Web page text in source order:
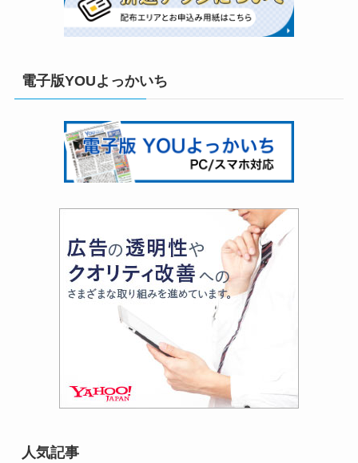
電子版YOUよっかいち
人気記事